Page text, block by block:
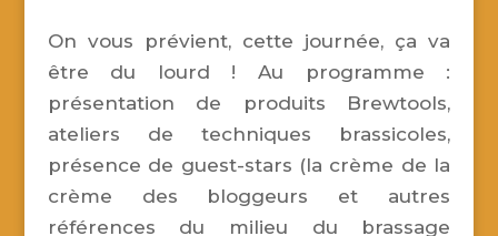
On vous prévient, cette journée, ça va
être du lourd ! Au programme :
présentation de produits Brewtools,
ateliers de techniques brassicoles,
présence de guest-stars (la crème de la
crème des bloggeurs et autres
références du milieu du brassage